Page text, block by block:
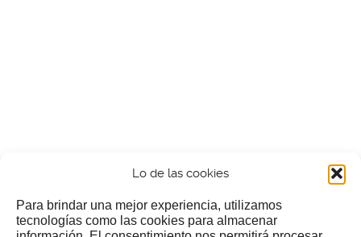
Lo de las cookies
Para brindar una mejor experiencia, utilizamos
tecnologías como las cookies para almacenar